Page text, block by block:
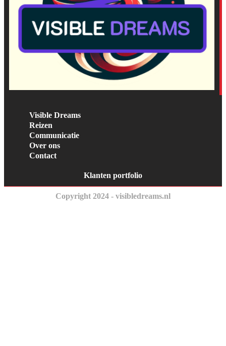
Visible Dreams
Reizen
Communicatie
Over ons
Contact
Klanten portfolio
Copyright 2024 - visibledreams.nl